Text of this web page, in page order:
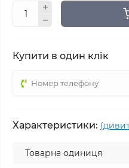
Купити в один клік
Характеристики:
Товарна одиниця